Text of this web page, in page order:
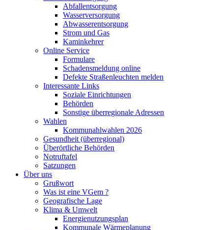
Abfallentsorgung
Wasserversorgung
Abwasserentsorgung
Strom und Gas
Kaminkehrer
Online Service
Formulare
Schadensmeldung online
Defekte Straßenleuchten melden
Interessante Links
Soziale Einrichtungen
Behörden
Sonstige überregionale Adressen
Wahlen
Kommunahlwahlen 2026
Gesundheit (überregional)
Überörtliche Behörden
Notruftafel
Satzungen
Über uns
Grußwort
Was ist eine VGem ?
Geografische Lage
Klima & Umwelt
Energienutzungsplan
Kommunale Wärmeplanung